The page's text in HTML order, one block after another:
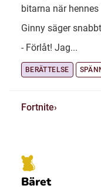
bitarna när
Ginny säger
- Förlåt! Jag...
BERÄTTELSE
Fortnite
Bäret